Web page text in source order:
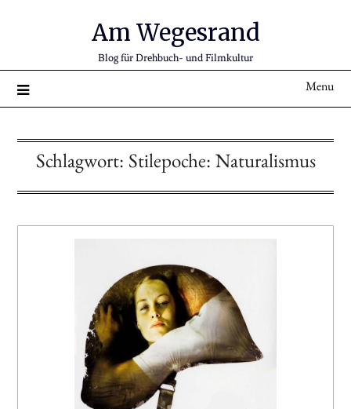
Am Wegesrand
Blog für Drehbuch- und Filmkultur
Menu
Schlagwort: Stilepoche: Naturalismus